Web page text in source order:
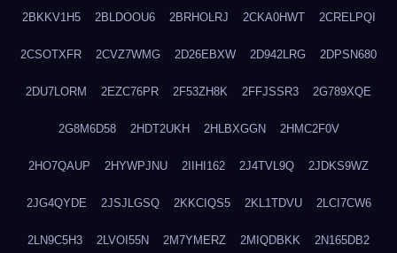
2BKKV1H5 2BLDOOU6 2BRHOLRJ 2CKA0HWT 2CRELPQI
2CSOTXFR 2CVZ7WMG 2D26EBXW 2D942LRG 2DPSN680
2DU7LORM 2EZC76PR 2F53ZH8K 2FFJSSR3 2G789XQE
2G8M6D58 2HDT2UKH 2HLBXGGN 2HMC2F0V
2HO7QAUP 2HYWPJNU 2IIHI162 2J4TVL9Q 2JDKS9WZ
2JG4QYDE 2JSJLGSQ 2KKCIQS5 2KL1TDVU 2LCI7CW6
2LN9C5H3 2LVOI55N 2M7YMERZ 2MIQDBKK 2N165DB2